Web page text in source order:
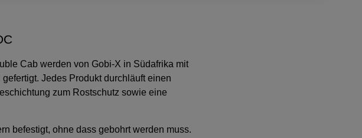
Cab werden von Gobi-X in Südafrika mit
Jedes Produkt durchläuft einen
zum Rostschutz sowie eine
befestigt, ohne dass gebohrt werden muss.